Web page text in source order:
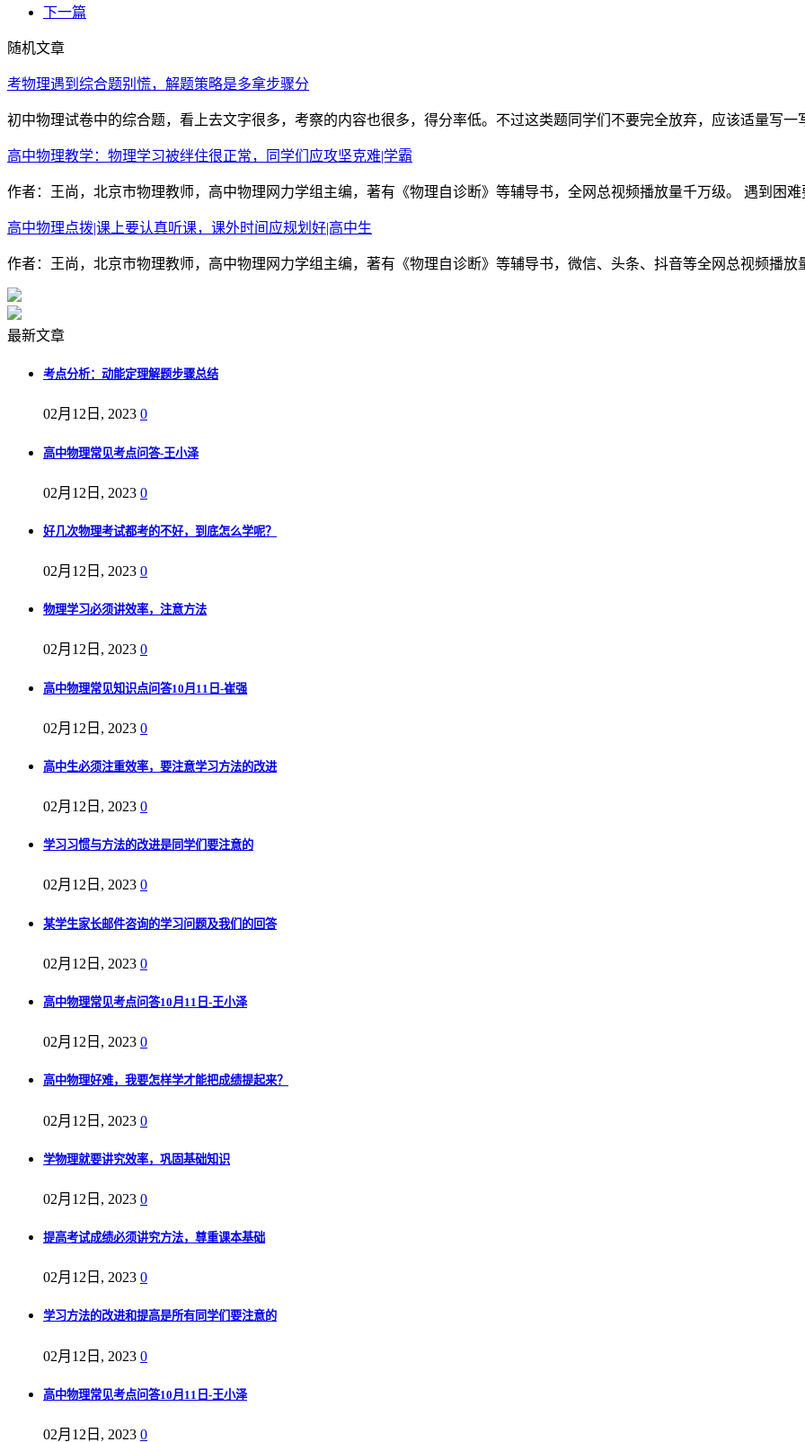
下一篇
随机文章
考物理遇到综合题别慌，解题策略是多拿步骤分
初中物理试卷中的综合题，看上去文字很多，考察的内容也很多，得分率低。不过这类题同学们不要完全放弃，应该适量写一
高中物理教学：物理学习被绊住很正常，同学们应攻坚克难|学霸
作者：王尚，北京市物理教师，高中物理网力学组主编，著有《物理自诊断》等辅导书，全网总视频播放量千万级。 遇到困难
高中物理点拨|课上要认真听课，课外时间应规划好|高中生
作者：王尚，北京市物理教师，高中物理网力学组主编，著有《物理自诊断》等辅导书，微信、头条、抖音等全网总视频播放
最新文章
考点分析：动能定理解题步骤总结
02月12日, 2023 0
高中物理常见考点问答-王小泽
02月12日, 2023 0
好几次物理考试都考的不好，到底怎么学呢？
02月12日, 2023 0
物理学习必须讲效率，注意方法
02月12日, 2023 0
高中物理常见知识点问答10月11日-崔强
02月12日, 2023 0
高中生必须注重效率，要注意学习方法的改进
02月12日, 2023 0
学习习惯与方法的改进是同学们要注意的
02月12日, 2023 0
某学生家长邮件咨询的学习问题及我们的回答
02月12日, 2023 0
高中物理常见考点问答10月11日-王小泽
02月12日, 2023 0
高中物理好难，我要怎样学才能把成绩提起来？
02月12日, 2023 0
学物理就要讲究效率，巩固基础知识
02月12日, 2023 0
提高考试成绩必须讲究方法，尊重课本基础
02月12日, 2023 0
学习方法的改进和提高是所有同学们要注意的
02月12日, 2023 0
高中物理常见考点问答10月11日-王小泽
02月12日, 2023 0